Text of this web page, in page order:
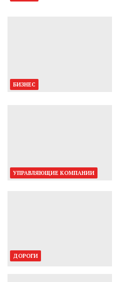
БИЗНЕС
УПРАВЛЯЮЩИЕ КОМПАНИИ
ДОРОГИ